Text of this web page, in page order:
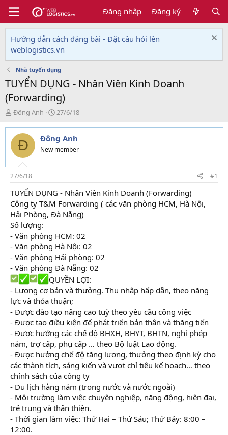
Đăng nhập Đăng ký
Hướng dẫn cách đăng bài - Đặt câu hỏi lên
weblogistics.vn
Nhà tuyển dụng
TUYỂN DỤNG - Nhân Viên Kinh Doanh
(Forwarding)
T
h
r
e
d
s
t
a
r
t
e
r
Đông Anh
N
g
à
y
g
i
27/6/18
Đ Đông Anh
New member
27/6/18 #1
TUYỂN DỤNG - Nhân Viên Kinh Doanh (Forwarding)
Công ty T&M Forwarding ( các văn phòng HCM, Hà Nội,
Hải Phòng, Đà Nẵng)
Số lượng:
- Văn phòng HCM: 02
- Văn phòng Hà Nội: 02
- Văn phòng Hải phòng: 02
- Văn phòng Đà Nẵng: 02
QUYỀN LỢI:
- Lương cơ bản và thưởng. Thu nhập hấp dẫn, theo năng
lực và thỏa thuận;
- Được đào tạo nâng cao tuỳ theo yêu cầu công việc
- Được tạo điều kiện để phát triển bản thân và thăng tiến
- Được hưởng các chế độ BHXH, BHYT, BHTN, nghỉ phép
năm, trợ cấp, phụ cấp … theo Bộ luật Lao động.
- Được hưởng chế độ tăng lương, thưởng theo định kỳ cho
các thành tích, sáng kiến và vượt chỉ tiêu kế hoạch… theo
chính sách của công ty
- Du lịch hàng năm (trong nước và nước ngoài)
- Môi trường làm việc chuyên nghiệp, năng động, hiện đại,
trẻ trung và thân thiện.
- Thời gian làm việc: Thứ Hai – Thứ Sáu; Thứ Bảy: 8:00 –
12:00.